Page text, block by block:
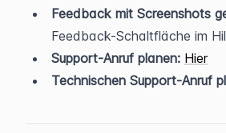
Feedback mit Screenshots
Feedback-Schaltfläche im
Support-Anruf planen: Hier
Technischen Support-Anruf